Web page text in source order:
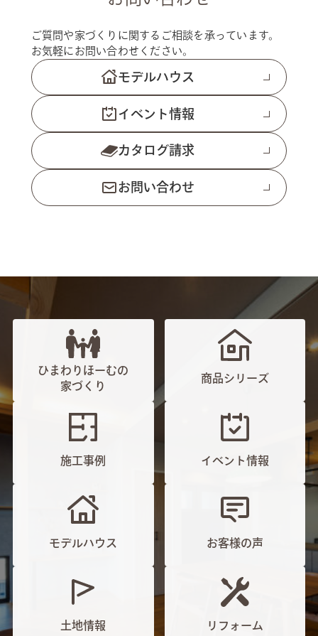
ご質問や家づくりに関するご相談を承っています。
お気軽にお問い合わせください。
モデルハウス
イベント情報
カタログ請求
お問い合わせ
ひまわりほーむの
家づくり
商品シリーズ
施工事例 イベント情報
モデルハウス お客様の声
土地情報 リフォーム